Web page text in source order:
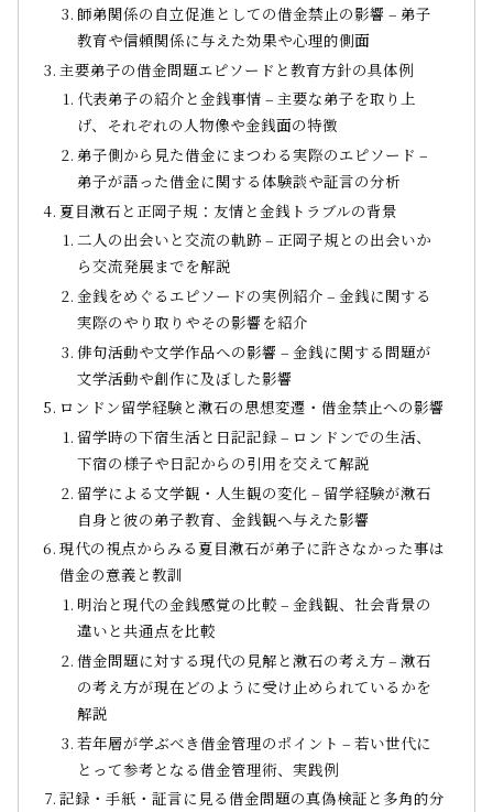
師弟関係の自立促進としての借金禁止の影響 – 弟子
教育や信頼関係に与えた効果や心理的側面
主要弟子の借金問題エピソードと教育方針の具体例
代表弟子の紹介と金銭事情 – 主要な弟子を取り上
げ、それぞれの人物像や金銭面の特徴
弟子側から見た借金にまつわる実際のエピソード –
弟子が語った借金に関する体験談や証言の分析
夏目漱石と正岡子規：友情と金銭トラブルの背景
二人の出会いと交流の軌跡 – 正岡子規との出会いか
ら交流発展までを解説
金銭をめぐるエピソードの実例紹介 – 金銭に関する
実際のやり取りやその影響を紹介
俳句活動や文学作品への影響 – 金銭に関する問題が
文学活動や創作に及ぼした影響
ロンドン留学経験と漱石の思想変遷・借金禁止への影響
留学時の下宿生活と日記記録 – ロンドンでの生活、
下宿の様子や日記からの引用を交えて解説
留学による文学観・人生観の変化 – 留学経験が漱石
自身と彼の弟子教育、金銭観へ与えた影響
現代の視点からみる夏目漱石が弟子に許さなかった事は
借金の意義と教訓
明治と現代の金銭感覚の比較 – 金銭観、社会背景の
違いと共通点を比較
借金問題に対する現代の見解と漱石の考え方 – 漱石
の考え方が現在どのように受け止められているかを
解説
若年層が学ぶべき借金管理のポイント – 若い世代に
とって参考となる借金管理術、実践例
記録・手紙・証言に見る借金問題の真偽検証と多角的分